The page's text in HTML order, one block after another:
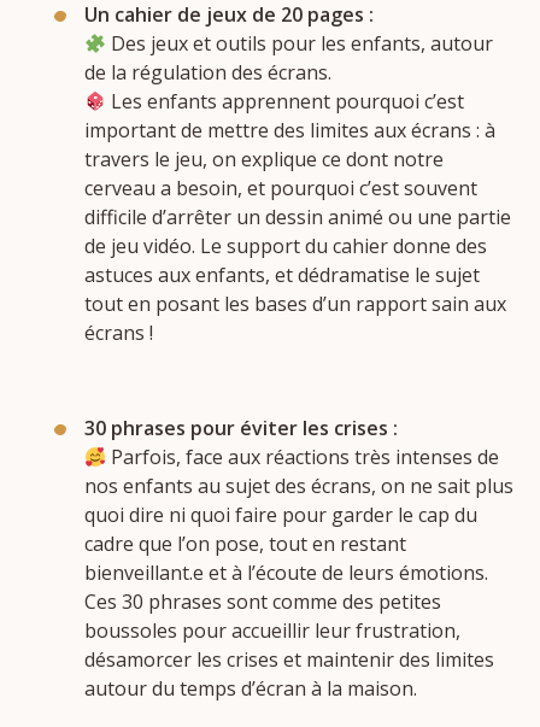
Un cahier de jeux de 20 pages :
Des jeux et outils pour les enfants, autour
de la régulation des écrans.
Les enfants apprennent pourquoi c’est
important de mettre des limites aux écrans : à
travers le jeu, on explique ce dont notre
cerveau a besoin, et pourquoi c’est souvent
difficile d’arrêter un dessin animé ou une partie
de jeu vidéo. Le support du cahier donne des
astuces aux enfants, et dédramatise le sujet
tout en posant les bases d’un rapport sain aux
écrans !
30 phrases pour éviter les crises :
Parfois, face aux réactions très intenses de
nos enfants au sujet des écrans, on ne sait plus
quoi dire ni quoi faire pour garder le cap du
cadre que l’on pose, tout en restant
bienveillant.e et à l’écoute de leurs émotions.
Ces 30 phrases sont comme des petites
boussoles pour accueillir leur frustration,
désamorcer les crises et maintenir des limites
autour du temps d’écran à la maison.